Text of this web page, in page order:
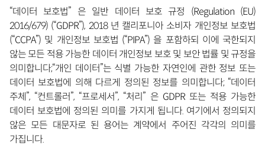
“데이터 보호법” 은 일반 데이터 보호 규정 (Regulation (EU)
2016/679) (“GDPR”), 2018 년 캘리포니아 소비자 개인정보 보호법
(“CCPA”) 및 개인정보 보호법 (“PIPA”) 을 포함하되 이에 국한되지
않는 모든 적용 가능한 데이터 개인정보 보호 및 보안 법률 및 규정을
의미합니다;“개인 데이터”는 식별 가능한 자연인에 관한 정보 또는
데이터 보호법에 의해 다르게 정의된 정보를 의미합니다; “데이터
주체”, “컨트롤러”, “프로세서”, “처리” 은 GDPR 또는 적용 가능한
데이터 보호법에 정의된 의미를 가지게 됩니다. 여기에서 정의되지
않은 모든 대문자로 된 용어는 계약에서 주어진 각각의 의미를
가집니다.